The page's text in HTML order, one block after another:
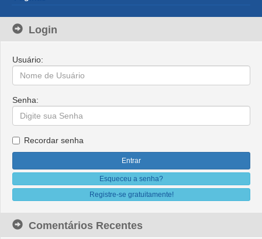
Login
Usuário:
Senha:
Recordar senha
Esqueceu a senha?
Registre-se gratuitamente!
Comentários Recentes